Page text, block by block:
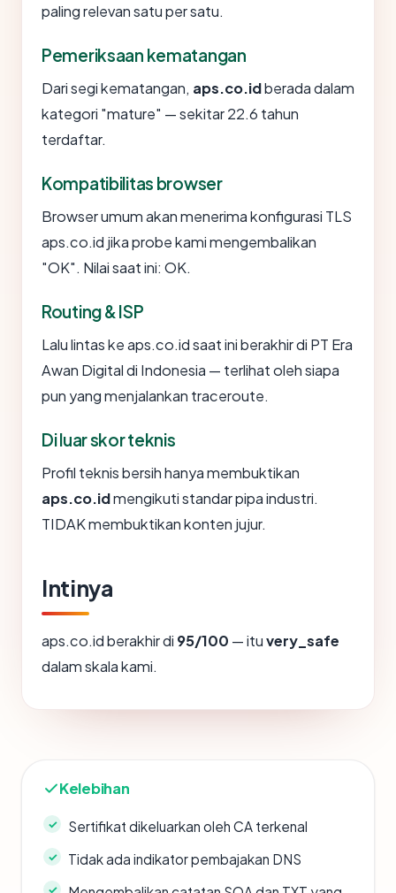
paling relevan satu per satu.
Pemeriksaan kematangan
Dari segi kematangan, aps.co.idberada dalam
kategori "mature" — sekitar 22.6 tahun
terdaftar.
Kompatibilitas browser
Browser umum akan menerima konfigurasi TLS
aps.co.id jika probe kami mengembalikan
"OK". Nilai saat ini: OK.
Routing & ISP
Lalu lintas ke aps.co.id saat ini berakhir di PT Era
Awan Digital di Indonesia — terlihat oleh siapa
pun yang menjalankan traceroute.
Di luar skor teknis
Profil teknis bersih hanya membuktikan
aps.co.idmengikuti standar pipa industri.
TIDAK membuktikan konten jujur.
Intinya
aps.co.id berakhir di 95/100 — ituvery_safe
dalam skala kami.
Kelebihan
Sertifikat dikeluarkan oleh CA terkenal
Tidak ada indikator pembajakan DNS